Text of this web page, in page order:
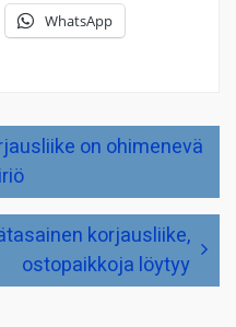
WhatsApp
on ohimenevä
korjausliike,
ostopaikkoja löytyy